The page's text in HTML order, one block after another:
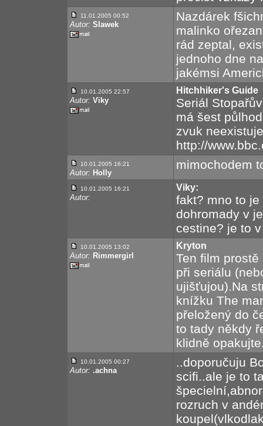
11.01.2005 00:52
Autor: Slawek
Nazdárek
malinko
rád zeptal,
jednoho dne
jakémsi
10.01.2005 22:57
Autor: Viky
Hitchhiker's Guide
Seriál
má šest
zvuk
http://
10.01.2005 16:21
Autor: Holly
mimochodem
10.01.2005 16:21
Autor:
Viky:
fakt? mno to
dohromady v
cestine? je to
10.01.2005 13:02
Autor: Rimmergirl
Kryton
Ten film
při seriálu
ujišťujou).Na
knížku The
přeložený do
to tady někdy
klidně
10.01.2005 00:27
Autor: .achna
..doporučuju
scifi..ale je to
rozruch v